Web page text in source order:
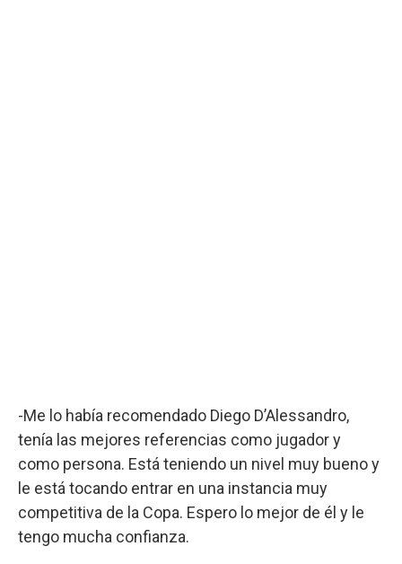
-Me lo había recomendado Diego D’Alessandro,
tenía las mejores referencias como jugador y
como persona. Está teniendo un nivel muy bueno y
le está tocando entrar en una instancia muy
competitiva de la Copa. Espero lo mejor de él y le
tengo mucha confianza.